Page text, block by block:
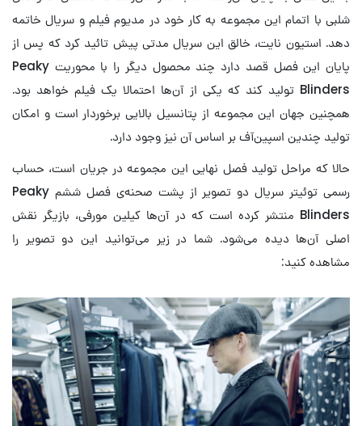
شلبی با اتمام این مجموعه به کار خود در مدیوم فیلم و سریال خاتمه
دهد. استیون نایت، خالق این سریال مدتی پیش تائید کرد که پس از
پایان این فصل قصد دارد چند محصول دیگر را با محوریت Peaky
Blinders تولید کند که یکی از آن‌ها احتمالا یک فیلم خواهد بود.
همچنین جهان این مجموعه از پتانسیل بالایی برخوردار است و امکان
تولید چندین اسپین‌آف بر اساس آن نیز وجود دارد.
حالا که مراحل تولید فصل نهایی این مجموعه در جریان است، حساب
رسمی توئیتر سریال دو تصویر از پشت صحنه‌ی فصل ششم Peaky
Blinders منتشر کرده است که در آن‌ها کیلین مورفی، بازیگر نقش
اصلی آن‌ها دیده می‌شود. شما در زیر می‌توانید این دو تصویر را
مشاهده کنید: